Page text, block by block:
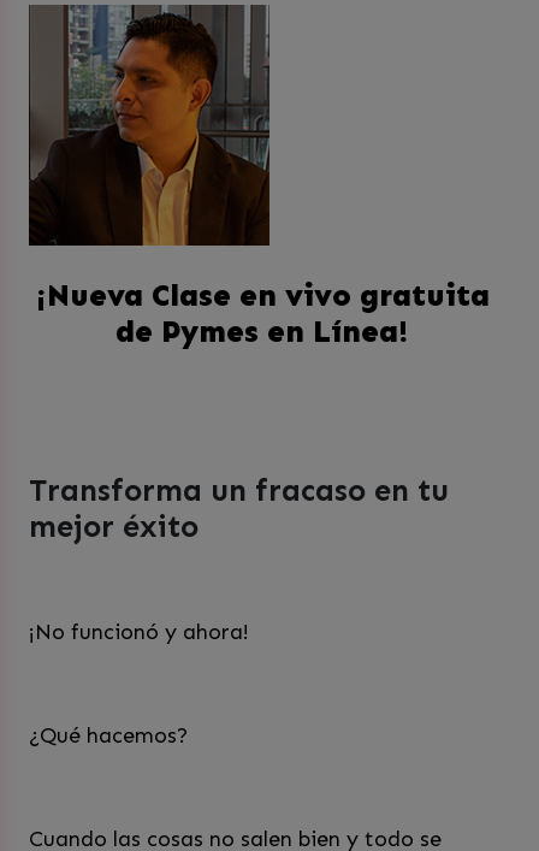
¡Nueva Clase en vivo gratuita
de Pymes en Línea!
Transforma un fracaso en tu
mejor éxito
¡No funcionó y ahora!
¿Qué hacemos?
Cuando las cosas no salen bien y todo se